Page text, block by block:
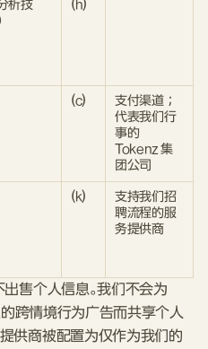
析技
(h)
(c)
支付渠道；
代表我们行
事的
Tokenz 集
团公司
(k)
支持我们招
聘流程的服
务提供商
出售个人信息。我们不会为
跨情境行为广告而共享个人
供商被配置为仅作为我们的